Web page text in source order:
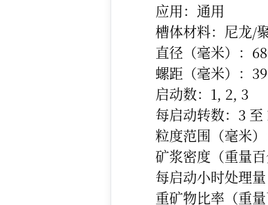
应用：通用
槽体材料：尼龙/
直径（毫米）：
螺距（毫米）：
启动数：1, 2, 3
每启动转数：3 至
粒度范围（毫米
矿浆密度（重量
每启动小时处理
重矿物比率（重